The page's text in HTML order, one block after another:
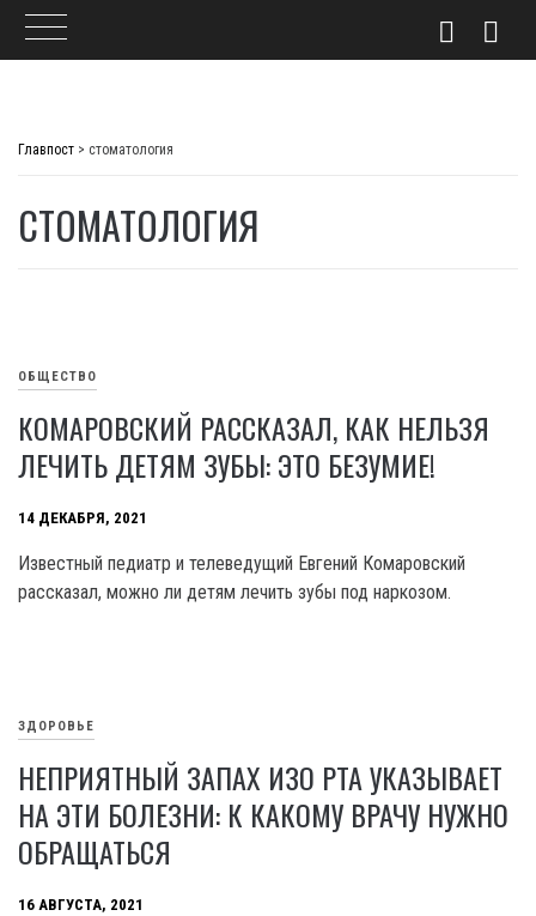
Главпост > стоматология
СТОМАТОЛОГИЯ
ОБЩЕСТВО
КОМАРОВСКИЙ РАССКАЗАЛ, КАК НЕЛЬЗЯ
ЛЕЧИТЬ ДЕТЯМ ЗУБЫ: ЭТО БЕЗУМИЕ!
14 ДЕКАБРЯ, 2021
Известный педиатр и телеведущий Евгений Комаровский
рассказал, можно ли детям лечить зубы под наркозом.
ЗДОРОВЬЕ
НЕПРИЯТНЫЙ ЗАПАХ ИЗО РТА УКАЗЫВАЕТ
НА ЭТИ БОЛЕЗНИ: К КАКОМУ ВРАЧУ НУЖНО
ОБРАЩАТЬСЯ
16 АВГУСТА, 2021